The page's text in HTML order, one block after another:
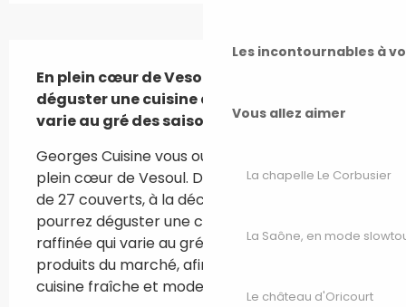
Les incontournables à
Vous allez aimer
La chapelle Le Corbusier
La Saône, en mode
Le château d'Oricourt
En plein cœur de Vesoul, vous pourrez
déguster une cuisine de terroir raffinée qui
varie au gré des saisons.
Georges Cuisine vous ouvre ses portes en
plein cœur de Vesoul. Dans ce petit restaurant
de 27 couverts, à la déco soignée, vous
pourrez déguster une cuisine de terroir
raffinée qui varie au gré des saisons et des
produits du marché, afin de vous garantir une
cuisine fraîche et moderne.